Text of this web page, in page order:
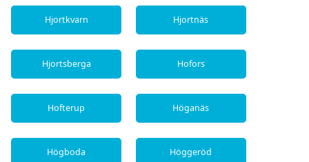
Hjortkvarn Hjortnäs
Hjortsberga Hofors
Hofterup Höganäs
Högboda Höggeröd